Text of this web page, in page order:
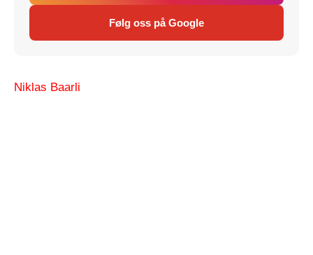
Følg oss på Google
Niklas Baarli